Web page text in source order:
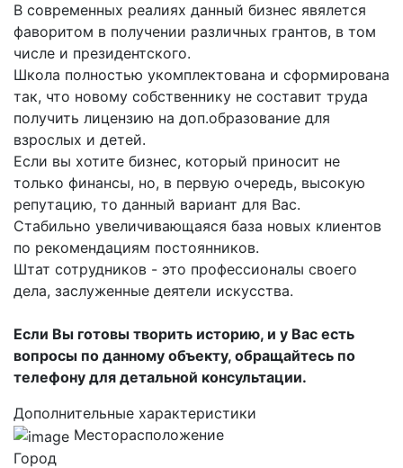
В современных реалиях данный бизнес явялется
фаворитом в получении различных грантов, в том
числе и президентского.
Школа полностью укомплектована и сформирована
так, что новому собственнику не составит труда
получить лицензию на доп.образование для
взрослых и детей.
Если вы хотите бизнес, который приносит не
только финансы, но, в первую очередь, высокую
репутацию, то данный вариант для Вас.
Стабильно увеличивающаяся база новых клиентов
по рекомендациям постоянников.
Штат сотрудников - это профессионалы своего
дела, заслуженные деятели искусства.
Если Вы готовы творить историю, и у Вас есть
вопросы по данному объекту, обращайтесь по
телефону для детальной консультации.
Дополнительные характеристики
Месторасположение
Город